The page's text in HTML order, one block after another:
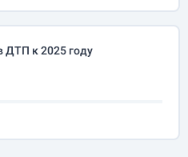
ДТП к 2025 году